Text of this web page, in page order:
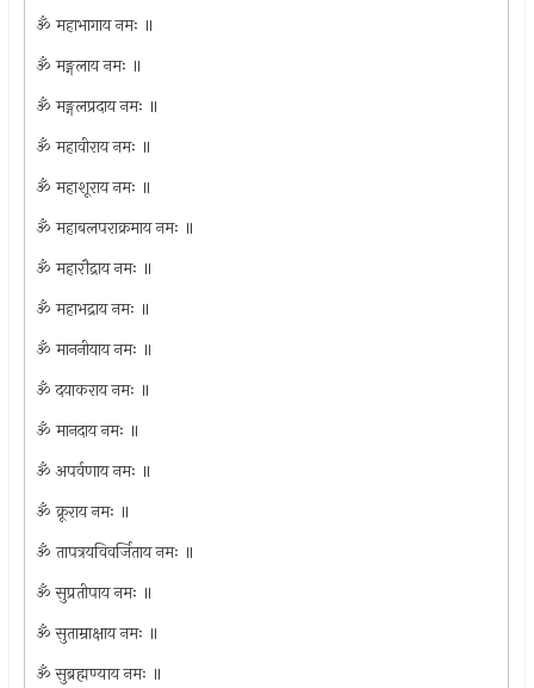
ॐ महाभागाय नमः ॥
ॐ मङ्गलाय नमः ॥
ॐ मङ्गलप्रदाय नमः ॥
ॐ महावीराय नमः ॥
ॐ महाशूराय नमः ॥
ॐ महाबलपराक्रमाय नमः ॥
ॐ महारौद्राय नमः ॥
ॐ महाभद्राय नमः ॥
ॐ माननीयाय नमः ॥
ॐ दयाकराय नमः ॥
ॐ मानदाय नमः ॥
ॐ अपर्वणाय नमः ॥
ॐ क्रूराय नमः ॥
ॐ तापत्रयविवर्जिताय नमः ॥
ॐ सुप्रतीपाय नमः ॥
ॐ सुताम्राक्षाय नमः ॥
ॐ सुब्रह्मण्याय नमः ॥